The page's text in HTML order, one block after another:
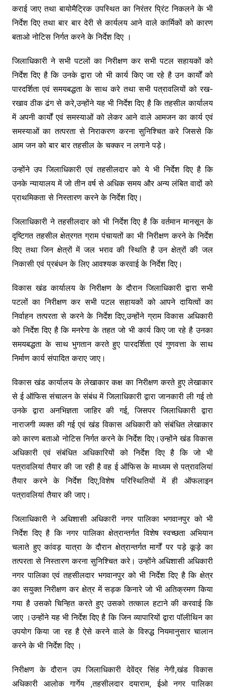
कराई जाए तथा बायोमैट्रिक उपस्थित का निरंतर प्रिंट निकलने के भी
निर्देश दिए तथा बार बार देरी से कार्यलय आने वाले कार्मिकों को कारण
बताओ नोटिस निर्गत करने के निर्देश दिए ।
जिलाधिकारी ने सभी पटलों का निरीक्षण कर सभी पटल सहायकों को
निर्देश दिए है कि उनके द्वारा जो भी कार्य किए जा रहे है उन कार्यों को
पारदर्शिता एवं समयबद्धता के साथ करे तथा सभी पत्रावलियों को रख-
रखाव ठीक ढंग से करे,उन्होंने यह भी निर्देश दिए है कि तहसील कार्यालय
में अपनी कार्यों एवं समस्याओं को लेकर आने वाले आमजन का कार्य एवं
समस्याओं का तत्परता से निराकरण करना सुनिश्चित करे जिससे कि
आम जन को बार बार तहसील के चक्कर न लगाने पड़े।
उन्होंने उप जिलाधिकारी एवं तहसीलदार को ये भी निर्देश दिए है कि
उनके न्यायालय में जो तीन वर्ष से अधिक समय और अन्य लंबित वादों को
प्राथमिकता से निस्तारण करने के निर्देश दिए।
जिलाधिकारी ने तहसीलदार को भी निर्देश दिए है कि वर्तमान मानसून के
दृष्टिगत तहसील क्षेत्रगत ग्राम पंचायतों का भी निरीक्षण करने के निर्देश
दिए तथा जिन क्षेत्रों में जल भराव की स्थिति है उन क्षेत्रों की जल
निकासी एवं प्रबंधन के लिए आवश्यक करवाई के निर्देश दिए।
विकास खंड कार्यालय के निरीक्षण के दौरान जिलाधिकारी द्वारा सभी
पटलों का निरीक्षण कर सभी पटल सहायकों को आपने दायित्वों का
निर्वाहन तत्परता से करने के निर्देश दिए,उन्होंने ग्राम विकास अधिकारी
को निर्देश दिए है कि मनरेगा के तहत जो भी कार्य किए जा रहे है उनका
समयबद्धता के साथ भुगतान करते हुए पारदर्शिता एवं गुणवत्ता के साथ
निर्माण कार्य संपादित कराए जाए।
विकास खंड कार्यालय के लेखाकार कक्ष का निरीक्षण करते हुए लेखाकार
से ई ऑफिस संचालन के संबंध में जिलाधिकारी द्वारा जानकारी ली गई तो
उनके द्वारा अनभिज्ञता जाहिर की गई, जिसपर जिलाधिकारी द्वारा
नाराजगी व्यक्त की गई एवं खंड विकास अधिकारी को संबंधित लेखाकार
को कारण बताओ नोटिस निर्गत करने के निर्देश दिए।उन्होंने खंड विकास
अधिकारी एवं संबंधित अधिकारियों को निर्देश दिए है कि जो भी
पत्रावलियां तैयार की जा रही है वह ई ऑफिस के माध्यम से पत्रावलियां
तैयार करने के निर्देश दिए,विशेष परिस्थितियों में ही ऑफलाइन
पत्रावलियां तैयार की जाए।
जिलाधिकारी ने अधिशासी अधिकारी नगर पालिका भगवानपुर को भी
निर्देश दिए है कि नगर पालिका क्षेत्रान्तर्गत विशेष स्वच्छता अभियान
चलाते हुए कांवड़ यात्रा के दौरान क्षेत्रान्तर्गत मार्गों पर पड़े कूड़े का
तत्परता से निस्तारण करना सुनिश्चित करे। उन्होंने अधिशासी अधिकारी
नगर पालिका एवं तहसीलदार भगवानपुर को भी निर्देश दिए है कि क्षेत्र
का सयुक्त निरीक्षण कर क्षेत्र में सड़क किनारे जो भी अतिक्रमण किया
गया है उसको चिन्हित करते हुए उसको तत्काल हटाने की करवाई कि
जाए ।उन्होंने यह भी निर्देश दिए है कि जिन व्यापारियों द्वारा पॉलीथिन का
उपयोग किया जा रह है ऐसे करने वाले के विरुद्ध नियमानुसार चालान
करने के भी निर्देश दिए ।
निरीक्षण के दौरान उप जिलाधिकारी देवेंद्र सिंह नेगी,खंड विकास
अधिकारी आलोक गार्गेय ,तहसीलदार दयाराम, ईओ नगर पालिका